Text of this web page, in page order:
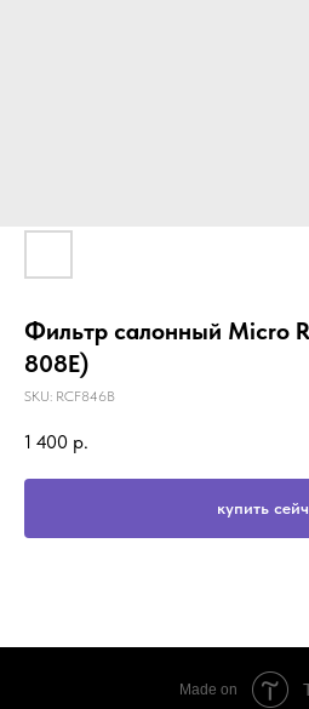
Фильтр салонный Micro
808E)
SKU: RCF846B
1 400 р.
купить
Made on